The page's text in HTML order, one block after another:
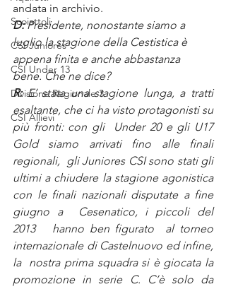
Scoiattoli
CSI Juniores
CSI Under 13
Divisione Regionale 3
CSI Allievi
andata in archivio.
D: Presidente, nonostante siamo a
luglio la stagione della Cestistica è
appena finita e anche abbastanza
bene. Che ne dice?
R: E’ stata una stagione lunga, a tratti
esaltante, che ci ha visto protagonisti su
più fronti: con gli  Under 20 e gli U17
Gold siamo arrivati fino alle finali
regionali,  gli Juniores CSI sono stati gli
ultimi a chiudere la stagione agonistica
con le finali nazionali disputate a fine
giugno a  Cesenatico, i piccoli del
2013   hanno ben figurato  al torneo
internazionale di Castelnuovo ed infine,
la  nostra prima squadra si è giocata la
promozione in serie C. C’è solo da